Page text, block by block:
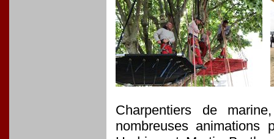
Charpentiers de
nombreuses